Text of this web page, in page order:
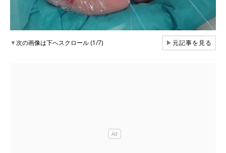
▼次の画像は下へスクロール (1/7) ▶元記事を見る